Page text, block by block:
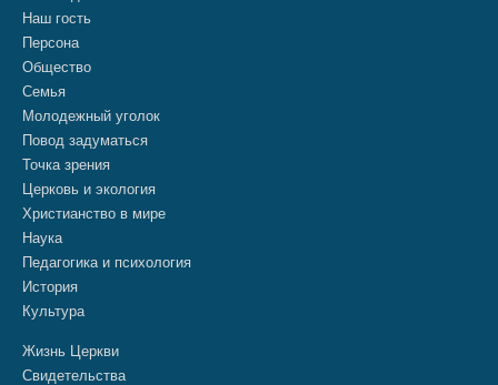
Наш гость
Персона
Общество
Семья
Молодежный уголок
Повод задуматься
Точка зрения
Церковь и экология
Христианство в мире
Наука
Педагогика и психология
История
Культура
Жизнь Церкви
Свидетельства